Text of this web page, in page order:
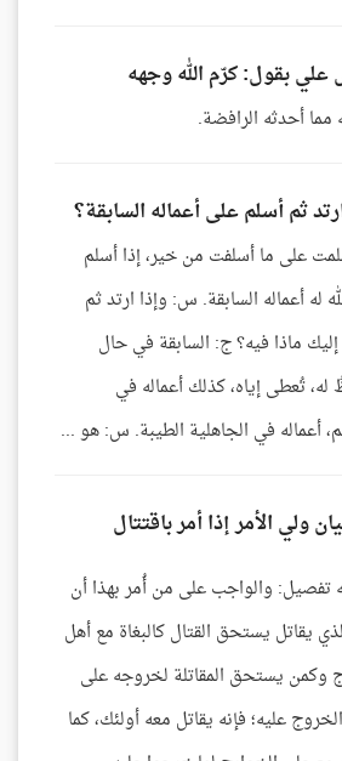
بقول: كرّم الله وجهه
مما أحدثه الرافضة.
ثم أسلم على أعماله السابقة؟
على ما أسلفت من خير، إذا أسلم
له أعماله السابقة. س: وإذا ارتد ثم
ماذا فيه؟ ج: السابقة في حال
له، تُعطى إياه، كذلك أعماله في
أعماله في الجاهلية الطيبة. س: هو ...
ولي الأمر إذا أمر باقتتال
تفصيل: والواجب على من أُمر بهذا أن
يقاتل يستحق القتال كالبغاة مع أهل
وكمن يستحق المقاتلة لخروجه على
عليه؛ فإنه يقاتل معه أولئك، كما